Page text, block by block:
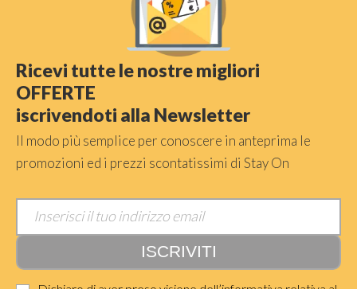
Ricevi tutte le nostre migliori
OFFERTE
iscrivendoti alla Newsletter
Il modo più semplice per conoscere in anteprima le
promozioni ed i prezzi scontatissimi di Stay On